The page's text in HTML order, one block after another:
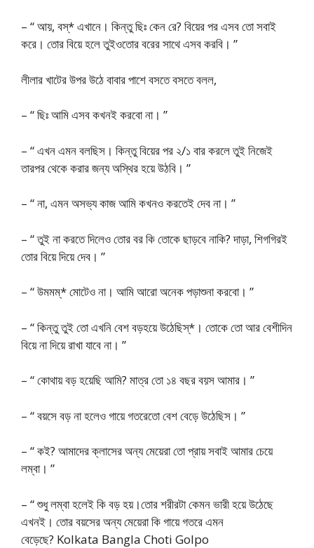
– “ আয়, বস্* এখানে। কিন্তু ছিঃ কেন রে? বিয়ের পর এসব তো সবাই
করে। তোর বিয়ে হলে তুইওতোর বরের সাথে এসব করবি। ”
লীলার খাটের উপর উঠে বাবার পাশে বসতে বসতে বলল,
– “ ছিঃ আমি এসব কখনই করবো না। ”
– “ এখন এমন বলছিস। কিন্তু বিয়ের পর ২/১ বার করলে তুই নিজেই
তারপর থেকে করার জন্য অস্থির হয়ে উঠবি। ”
– “ না, এমন অসভ্য কাজ আমি কখনও করতেই দেব না। ”
– “ তুই না করতে দিলেও তোর বর কি তোকে ছাড়বে নাকি? দাড়া, শিগগিরই
তোর বিয়ে দিয়ে দেব। ”
– “ উমমম্* মোটেও না। আমি আরো অনেক পড়াশুনা করবো। ”
– “ কিন্তু তুই তো এখনি বেশ বড়হয়ে উঠেছিস্*। তোকে তো আর বেশীদিন
বিয়ে না দিয়ে রাখা যাবে না। ”
– “ কোথায় বড় হয়েছি আমি? মাত্র তো ১৪ বছর বয়স আমার। ”
– “ বয়সে বড় না হলেও গায়ে গতরেতো বেশ বেড়ে উঠেছিস। ”
– “ কই? আমাদের ক্লাসের অন্য মেয়েরা তো প্রায় সবাই আমার চেয়ে
লম্বা। ”
– “ শুধু লম্বা হলেই কি বড় হয়।তোর শরীরটা কেমন ভারী হয়ে উঠেছে
এখনই। তোর বয়সের অন্য মেয়েরা কি গায়ে গতরে এমন
বেড়েছে? Kolkata Bangla Choti Golpo